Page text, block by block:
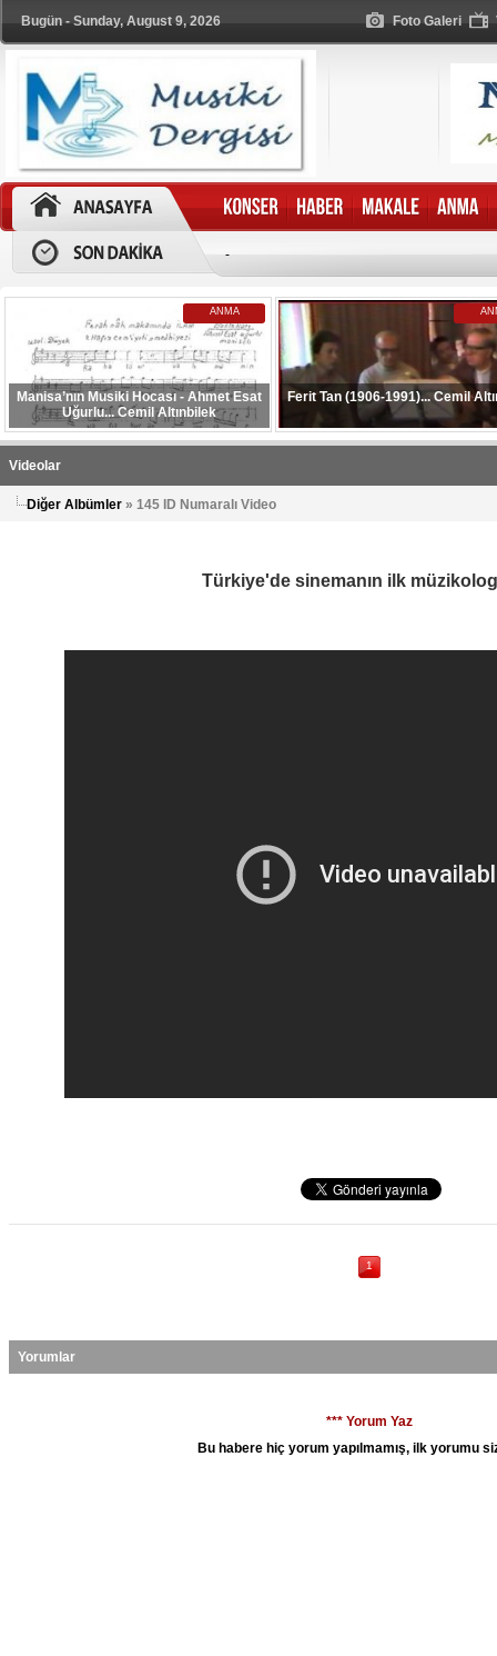
Bugün - Sunday, August 9, 2026 Foto Galeri
-
ANMA
Manisa’nın Musiki Hocası - Ahmet Esat
Uğurlu... Cemil Altınbilek
Ferit Tan (1906-1991)... Cemil
Videolar
Diğer Albümler » 145 ID Numaralı Video
Türkiye'de sinemanın ilk
1
Yorumlar
*** Yorum Yaz
Bu habere hiç yorum yapılmamış, ilk yorumu